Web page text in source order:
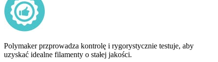
Polymaker przprowadza kontrolę i rygorystycznie testuje, aby
uzyskać idealne filamenty o stałej jakości.